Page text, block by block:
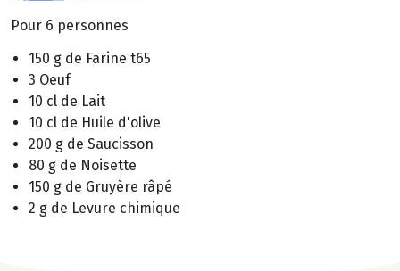
Pour 6 personnes
150 g de Farine t65
3 Oeuf
10 cl de Lait
10 cl de Huile d'olive
200 g de Saucisson
80 g de Noisette
150 g de Gruyère râpé
2 g de Levure chimique